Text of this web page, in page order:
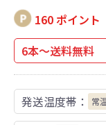
160 ポイント
6本～送料無料
発送温度帯： 常